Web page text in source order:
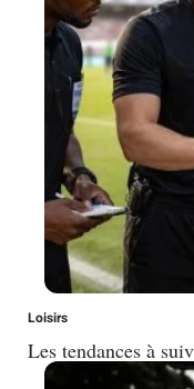
Loisirs
Les tendances à